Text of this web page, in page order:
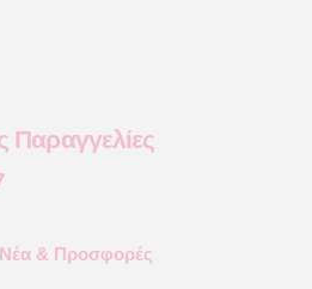
Παραγγελίες
& Προσφορές